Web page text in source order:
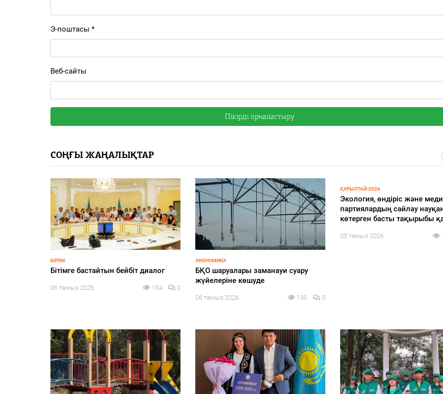
Э-поштасы *
Веб-сайты
СОҢҒЫ ЖАҢАЛЫҚТАР
БІРЛІК
Бітімге бастайтын бейбіт диалог
06 тамыз 2026 154 0
ЭКОНОМИКА
БҚО шаруалары заманауи суару
жүйелеріне көшуде
06 тамыз 2026 130 0
ҚҰРЫЛТАЙ-2026
Экология, өндіріс және
партиялардың сайлау
көтерген басты тақырыбы
05 тамыз 2026